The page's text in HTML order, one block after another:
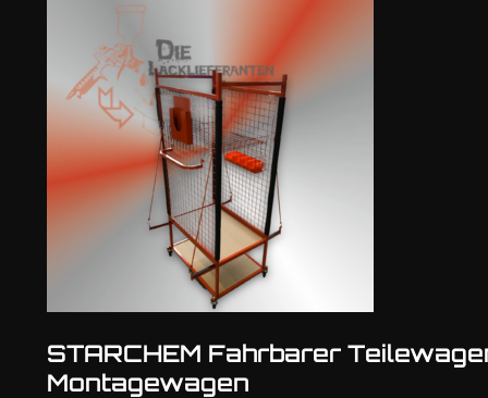
STARCHEM Fahrbarer
Montagewagen